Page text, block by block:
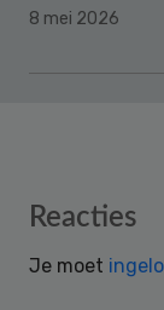
8 mei 2026
Reader
Reacties
Je moet